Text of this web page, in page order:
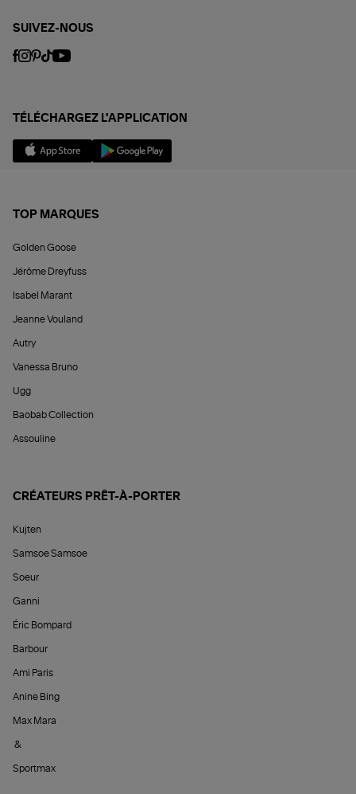
SUIVEZ-NOUS
TÉLÉCHARGEZ L'APPLICATION
TOP MARQUES
Golden Goose
Jérôme Dreyfuss
Isabel Marant
Jeanne Vouland
Autry
Vanessa Bruno
Ugg
Baobab Collection
Assouline
CRÉATEURS PRÊT-À-PORTER
Kujten
Samsoe Samsoe
Soeur
Ganni
Éric Bompard
Barbour
Ami Paris
Anine Bing
Max Mara
&
Sportmax